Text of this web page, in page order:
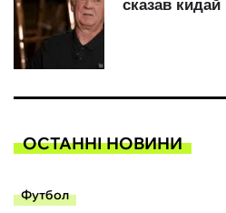
ОСТАННІ НОВИНИ
Футбол